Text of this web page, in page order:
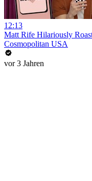
12:13
Matt Rife Hilariously
Cosmopolitan USA
vor 3 Jahren